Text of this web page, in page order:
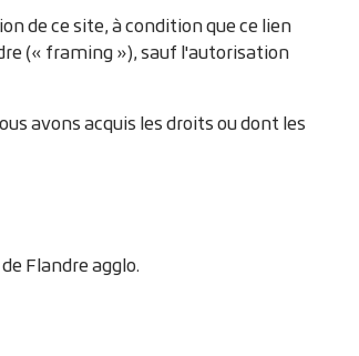
de ce site, à condition que ce lien
(« framing »), sauf l'autorisation
avons acquis les droits ou dont les
Flandre agglo.